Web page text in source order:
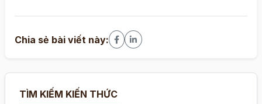
Chia sẻ bài viết này:
TÌM KIẾM KIẾN THỨC